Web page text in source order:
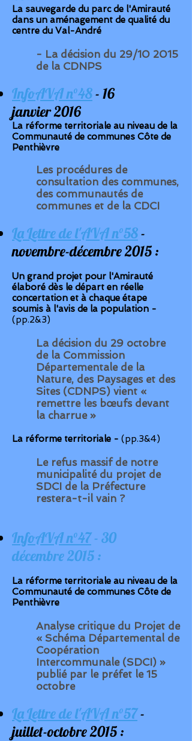
La sauvegarde du parc de l'Amirauté
dans un aménagement de qualité du
centre du Val-André
- La décision du 29/10 2015
de la CDNPS
InfoAVA n°48- 16
janvier 2016
La réforme territoriale au niveau de la
Communauté de communes Côte de
Penthièvre
Les procédures de
consultation des communes,
des communautés de
communes et de la CDCI
La Lettre de l'AVA n°58-
novembre-décembre 2015 :
Un grand projet pour l'Amirauté
élaboré dès le départ en réelle
concertation et à chaque étape
soumis à l'avis de la population -
(pp.2&3)
La décision du 29 octobre
de la Commission
Départementale de la
Nature, des Paysages et des
Sites (CDNPS) vient «
remettre les bœufs devant
la charrue »
La réforme territoriale - (pp.3&4)
Le refus massif de notre
municipalité du projet de
SDCI de la Préfecture
restera-t-il vain ?
InfoAVA n°47- 30
décembre 2015 :
La réforme territoriale au niveau de la
Communauté de communes Côte de
Penthièvre
Analyse critique du Projet de
« Schéma Départemental de
Coopération
Intercommunale (SDCI) »
publié par le préfet le 15
octobre
La Lettre de l'AVA n°57-
juillet-octobre 2015 :